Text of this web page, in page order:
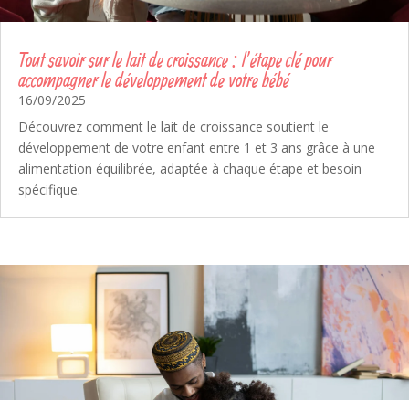
Tout savoir sur le lait de croissance : l’étape clé pour
accompagner le développement de votre bébé
16/09/2025
Découvrez comment le lait de croissance soutient le
développement de votre enfant entre 1 et 3 ans grâce à une
alimentation équilibrée, adaptée à chaque étape et besoin
spécifique.